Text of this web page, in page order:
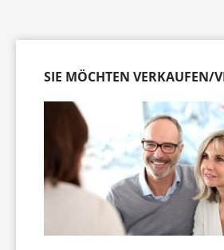
SIE MÖCHTEN VERKAUFEN/